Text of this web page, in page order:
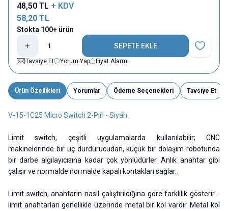
48,50 TL + KDV
58,20 TL
Stokta 100+ ürün
SEPETE EKLE
Favoriye
Tavsiye Et
Yorum Yap Fiyat Alarmı
Ürün Özellikleri Yorumlar Ödeme Seçenekleri Tavsiye Et
V-15-1C25 Micro Switch 2-Pin - Siyah
Limit switch, çeşitli uygulamalarda kullanılabilir; CNC
makinelerinde bir uç durdurucudan, küçük bir dolaşım robotunda
bir darbe algılayıcısına kadar çok yönlüdürler. Anlık anahtar gibi
çalışır ve normalde normalde kapalı kontakları sağlar.
Limit switch, anahtarın nasıl çalıştırıldığına göre farklılık gösterir -
limit anahtarları genellikle üzerinde metal bir kol vardır. Metal kol